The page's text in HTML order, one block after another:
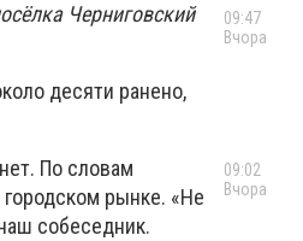
Черниговский
десяти ранено,
По словам
рынке. «Не
собеседник.
09:47
Вчора
09:02
Вчора